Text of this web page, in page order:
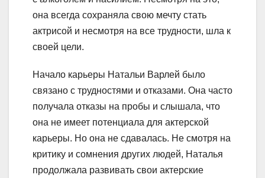
она всегда сохраняла свою мечту стать
актрисой и несмотря на все трудности, шла к
своей цели.
Начало карьеры Натальи Варлей было
связано с трудностями и отказами. Она часто
получала отказы на пробы и слышала, что
она не имеет потенциала для актерской
карьеры. Но она не сдавалась. Не смотря на
критику и сомнения других людей, Наталья
продолжала развивать свои актерские